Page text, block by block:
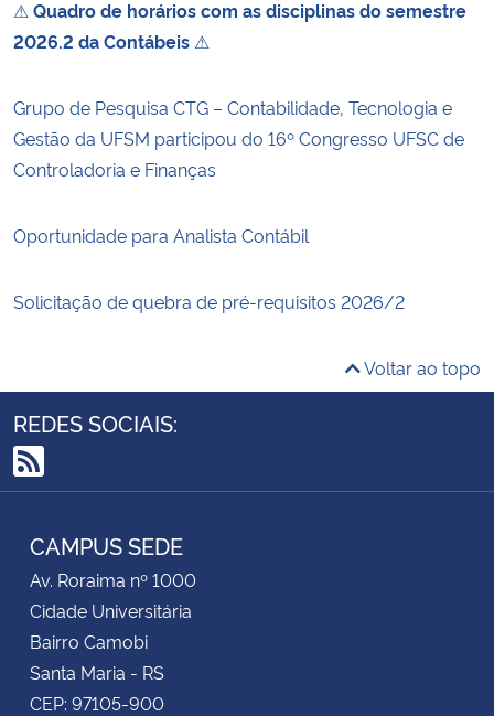
⚠ Quadro de horários com as disciplinas do semestre
2026.2 da Contábeis ⚠
Grupo de Pesquisa CTG – Contabilidade, Tecnologia e
Gestão da UFSM participou do 16º Congresso UFSC de
Controladoria e Finanças
Oportunidade para Analista Contábil
Solicitação de quebra de pré-requisitos 2026/2
Voltar ao topo
REDES SOCIAIS:
RSS
CAMPUS SEDE
Av. Roraima nº 1000
Cidade Universitária
Bairro Camobi
Santa Maria - RS
CEP: 97105-900